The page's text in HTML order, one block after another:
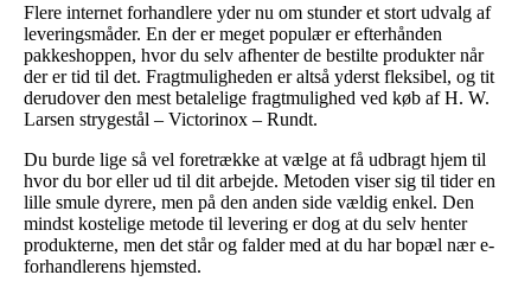
Flere internet forhandlere yder nu om stunder et stort udvalg af
leveringsmåder. En der er meget populær er efterhånden
pakkeshoppen, hvor du selv afhenter de bestilte produkter når
der er tid til det. Fragtmuligheden er altså yderst fleksibel, og tit
derudover den mest betalelige fragtmulighed ved køb af H. W.
Larsen strygestål – Victorinox – Rundt.
Du burde lige så vel foretrække at vælge at få udbragt hjem til
hvor du bor eller ud til dit arbejde. Metoden viser sig til tider en
lille smule dyrere, men på den anden side vældig enkel. Den
mindst kostelige metode til levering er dog at du selv henter
produkterne, men det står og falder med at du har bopæl nær e-
forhandlerens hjemsted.